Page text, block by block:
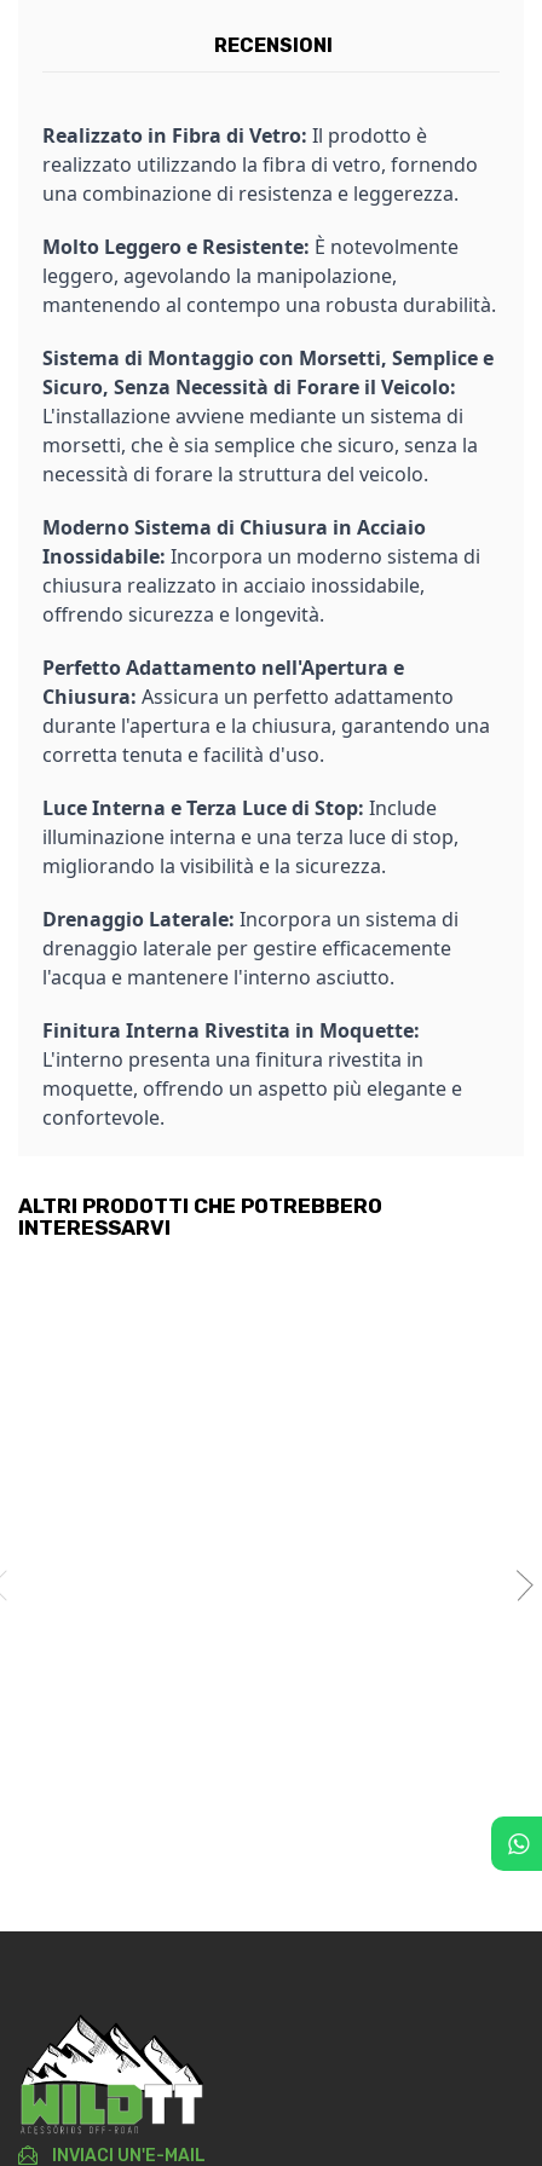
RECENSIONI
Realizzato in Fibra di Vetro: Il prodotto è
realizzato utilizzando la fibra di vetro, fornendo
una combinazione di resistenza e leggerezza.
Molto Leggero e Resistente: È notevolmente
leggero, agevolando la manipolazione,
mantenendo al contempo una robusta durabilità.
Sistema di Montaggio con Morsetti, Semplice e
Sicuro, Senza Necessità di Forare il Veicolo:
L'installazione avviene mediante un sistema di
morsetti, che è sia semplice che sicuro, senza la
necessità di forare la struttura del veicolo.
Moderno Sistema di Chiusura in Acciaio
Inossidabile: Incorpora un moderno sistema di
chiusura realizzato in acciaio inossidabile,
offrendo sicurezza e longevità.
Perfetto Adattamento nell'Apertura e
Chiusura: Assicura un perfetto adattamento
durante l'apertura e la chiusura, garantendo una
corretta tenuta e facilità d'uso.
Luce Interna e Terza Luce di Stop: Include
illuminazione interna e una terza luce di stop,
migliorando la visibilità e la sicurezza.
Drenaggio Laterale: Incorpora un sistema di
drenaggio laterale per gestire efficacemente
l'acqua e mantenere l'interno asciutto.
Finitura Interna Rivestita in Moquette:
L'interno presenta una finitura rivestita in
moquette, offrendo un aspetto più elegante e
confortevole.
ALTRI PRODOTTI CHE POTREBBERO
INTERESSARVI
INVIACI UN'E-MAIL